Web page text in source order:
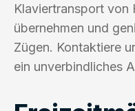
Klaviertransport von
übernehmen und
Zügen. Kontaktiere
ein unverbindliches